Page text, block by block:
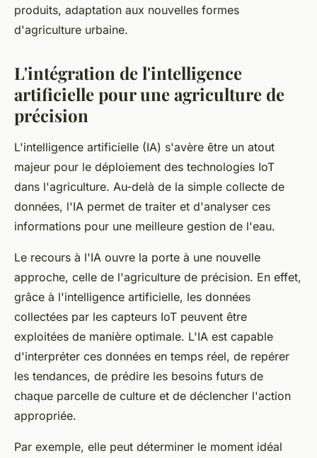
produits, adaptation aux nouvelles formes
d'agriculture urbaine.
L'intégration de l'intelligence
artificielle pour une agriculture de
précision
L'intelligence artificielle (IA) s'avère être un atout
majeur pour le déploiement des technologies IoT
dans l'agriculture. Au-delà de la simple collecte de
données, l'IA permet de traiter et d'analyser ces
informations pour une meilleure gestion de l'eau.
Le recours à l'IA ouvre la porte à une nouvelle
approche, celle de l'agriculture de précision. En effet,
grâce à l'intelligence artificielle, les données
collectées par les capteurs IoT peuvent être
exploitées de manière optimale. L'IA est capable
d'interpréter ces données en temps réel, de repérer
les tendances, de prédire les besoins futurs de
chaque parcelle de culture et de déclencher l'action
appropriée.
Par exemple, elle peut déterminer le moment idéal